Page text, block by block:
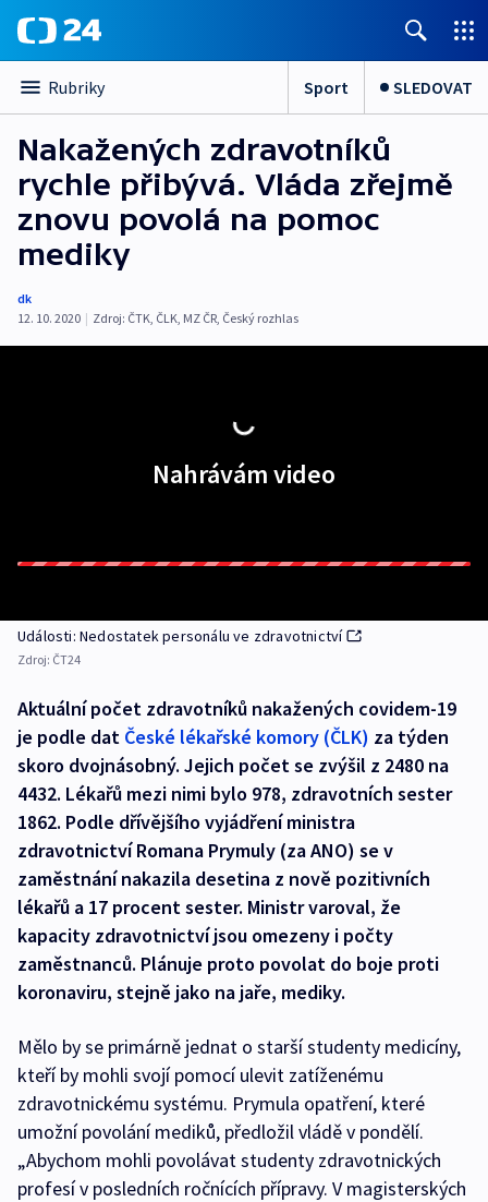
Rubriky Sport SLEDOVAT
Nakažených zdravotníků
rychle přibývá. Vláda zřejmě
znovu povolá na pomoc
mediky
dk
12. 10. 2020 | Zdroj: ČTK, ČLK, MZ ČR, Český rozhlas
Nahrávám video
Události: Nedostatek personálu ve zdravotnictví
Zdroj: ČT24
Aktuální počet zdravotníků nakažených covidem-19
je podle dat České lékařské komory (ČLK) za týden
skoro dvojnásobný. Jejich počet se zvýšil z 2480 na
4432. Lékařů mezi nimi bylo 978, zdravotních sester
1862. Podle dřívějšího vyjádření ministra
zdravotnictví Romana Prymuly (za ANO) se v
zaměstnání nakazila desetina z nově pozitivních
lékařů a 17 procent sester. Ministr varoval, že
kapacity zdravotnictví jsou omezeny i počty
zaměstnanců. Plánuje proto povolat do boje proti
koronaviru, stejně jako na jaře, mediky.
Mělo by se primárně jednat o starší studenty medicíny,
kteří by mohli svojí pomocí ulevit zatíženému
zdravotnickému systému. Prymula opatření, které
umožní povolání mediků, předložil vládě v pondělí.
„Abychom mohli povolávat studenty zdravotnických
profesí v posledních ročnících přípravy. V magisterských